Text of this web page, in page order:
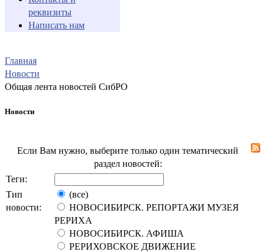
реквизиты
Написать нам
Главная
Новости
Общая лента новостей СибРО
Новости
Если Вам нужно, выберите только один тематический
раздел новостей:
Теги:
Тип
новости:
(все)
НОВОСИБИРСК. РЕПОРТАЖИ МУЗЕЯ
РЕРИХА
НОВОСИБИРСК. АФИША
РЕРИХОВСКОЕ ДВИЖЕНИЕ